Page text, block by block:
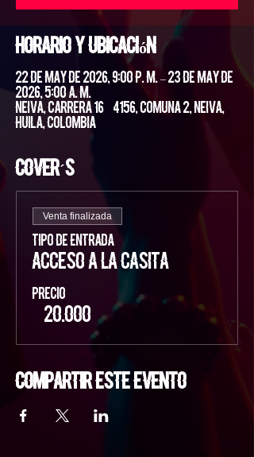
Horario y ubicación
22 de may de 2026, 9:00 p. m. – 23 de may de
2026, 5:00 a. m.
Neiva, Carrera 16 #4156, Comuna 2, Neiva,
Huila, Colombia
Cover´s
Venta finalizada
Tipo de entrada
Acceso a la Casita
Precio
$ 20.000
Compartir este evento